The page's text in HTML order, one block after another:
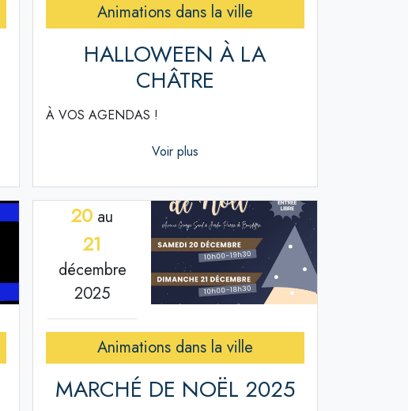
Animations dans la ville
HALLOWEEN À LA
CHÂTRE
À VOS AGENDAS !
Voir plus
20 au
21
décembre
2025
Animations dans la ville
MARCHÉ DE NOËL 2025